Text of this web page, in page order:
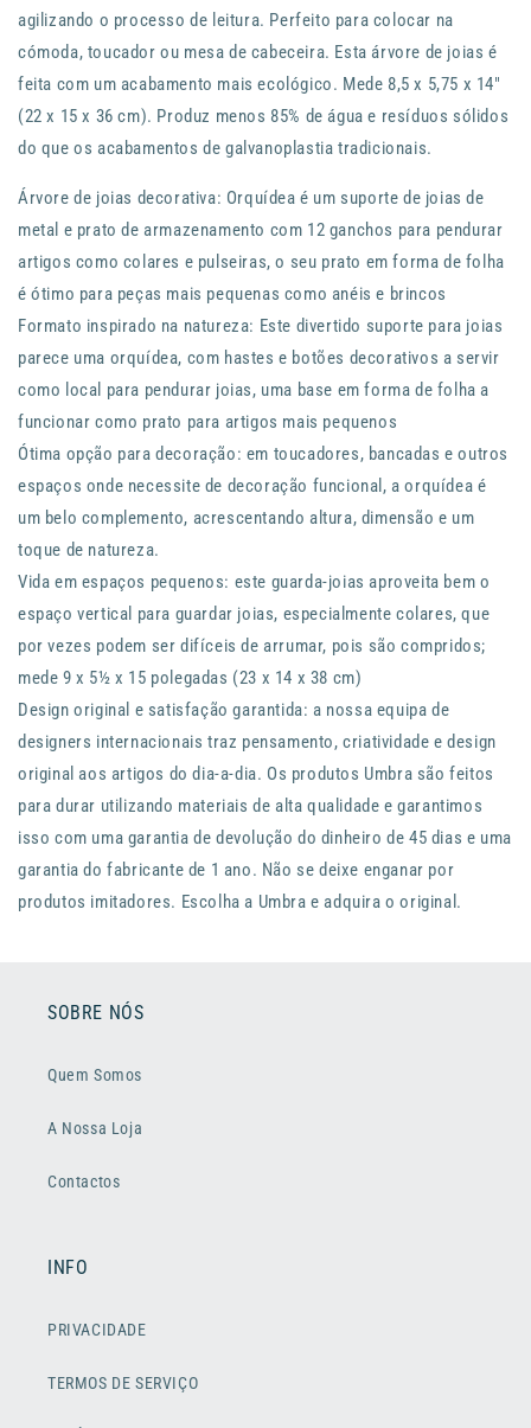
agilizando o processo de leitura. Perfeito para colocar na
cómoda, toucador ou mesa de cabeceira. Esta árvore de joias é
feita com um acabamento mais ecológico. Mede 8,5 x 5,75 x 14"
(22 x 15 x 36 cm). Produz menos 85% de água e resíduos sólidos
do que os acabamentos de galvanoplastia tradicionais.
Árvore de joias decorativa: Orquídea é um suporte de joias de
metal e prato de armazenamento com 12 ganchos para pendurar
artigos como colares e pulseiras, o seu prato em forma de folha
é ótimo para peças mais pequenas como anéis e brincos
Formato inspirado na natureza: Este divertido suporte para joias
parece uma orquídea, com hastes e botões decorativos a servir
como local para pendurar joias, uma base em forma de folha a
funcionar como prato para artigos mais pequenos
Ótima opção para decoração: em toucadores, bancadas e outros
espaços onde necessite de decoração funcional, a orquídea é
um belo complemento, acrescentando altura, dimensão e um
toque de natureza.
Vida em espaços pequenos: este guarda-joias aproveita bem o
espaço vertical para guardar joias, especialmente colares, que
por vezes podem ser difíceis de arrumar, pois são compridos;
mede 9 x 5½ x 15 polegadas (23 x 14 x 38 cm)
Design original e satisfação garantida: a nossa equipa de
designers internacionais traz pensamento, criatividade e design
original aos artigos do dia-a-dia. Os produtos Umbra são feitos
para durar utilizando materiais de alta qualidade e garantimos
isso com uma garantia de devolução do dinheiro de 45 dias e uma
garantia do fabricante de 1 ano. Não se deixe enganar por
produtos imitadores. Escolha a Umbra e adquira o original.
SOBRE NÓS
Quem Somos
A Nossa Loja
Contactos
INFO
PRIVACIDADE
TERMOS DE SERVIÇO